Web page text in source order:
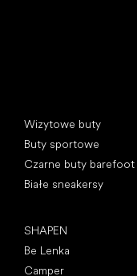
Wizytowe buty
Buty sportowe
Czarne buty barefoot
Białe sneakersy
SHAPEN
Be Lenka
Camper